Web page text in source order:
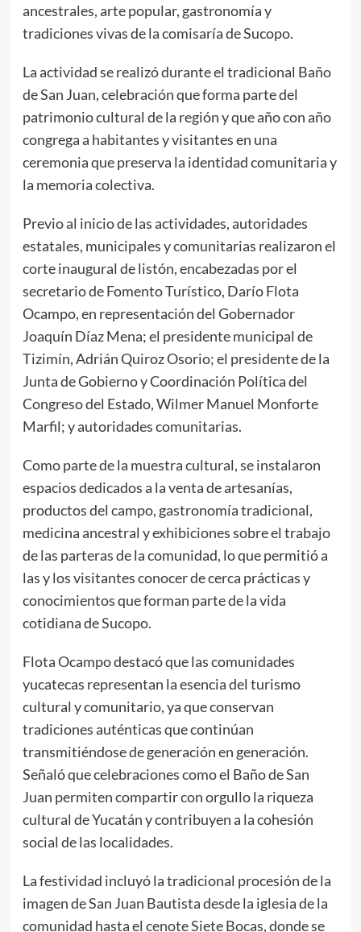
ancestrales, arte popular, gastronomía y
tradiciones vivas de la comisaría de Sucopo.
La actividad se realizó durante el tradicional Baño
de San Juan, celebración que forma parte del
patrimonio cultural de la región y que año con año
congrega a habitantes y visitantes en una
ceremonia que preserva la identidad comunitaria y
la memoria colectiva.
Previo al inicio de las actividades, autoridades
estatales, municipales y comunitarias realizaron el
corte inaugural de listón, encabezadas por el
secretario de Fomento Turístico, Darío Flota
Ocampo, en representación del Gobernador
Joaquín Díaz Mena; el presidente municipal de
Tizimín, Adrián Quiroz Osorio; el presidente de la
Junta de Gobierno y Coordinación Política del
Congreso del Estado, Wilmer Manuel Monforte
Marfil; y autoridades comunitarias.
Como parte de la muestra cultural, se instalaron
espacios dedicados a la venta de artesanías,
productos del campo, gastronomía tradicional,
medicina ancestral y exhibiciones sobre el trabajo
de las parteras de la comunidad, lo que permitió a
las y los visitantes conocer de cerca prácticas y
conocimientos que forman parte de la vida
cotidiana de Sucopo.
Flota Ocampo destacó que las comunidades
yucatecas representan la esencia del turismo
cultural y comunitario, ya que conservan
tradiciones auténticas que continúan
transmitiéndose de generación en generación.
Señaló que celebraciones como el Baño de San
Juan permiten compartir con orgullo la riqueza
cultural de Yucatán y contribuyen a la cohesión
social de las localidades.
La festividad incluyó la tradicional procesión de la
imagen de San Juan Bautista desde la iglesia de la
comunidad hasta el cenote Siete Bocas, donde se